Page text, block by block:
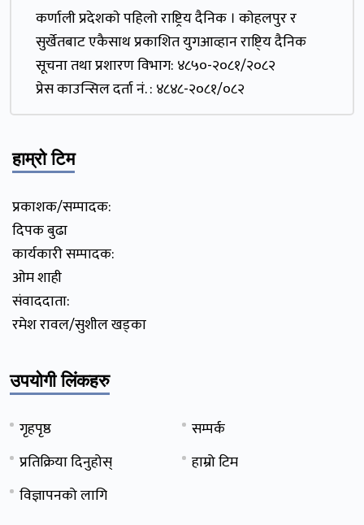
कर्णाली प्रदेशकाे पहिलाे राष्ट्रिय दैनिक । काेहलपुर र
सुर्खेतबाट एकैसाथ प्रकाशित युगआव्हान राष्टि्य दैनिक
सूचना तथा प्रशारण विभाग: ४८५०-२०८१/२०८२
प्रेस काउन्सिल दर्ता नं. : ४८४८-२०८१/०८२
हाम्रो टिम
प्रकाशक/सम्पादक:
दिपक बुढा
कार्यकारी सम्पादक:
ओम शाही
संवाददाता:
रमेश रावल/सुशील खड्का
उपयोगी लिंकहरु
गृहपृष्ठ
सम्पर्क
प्रतिक्रिया दिनुहोस्
हाम्रो टिम
विज्ञापनको लागि